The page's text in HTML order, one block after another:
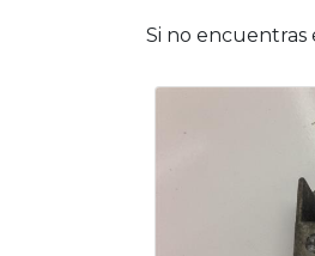
MotoresSi no